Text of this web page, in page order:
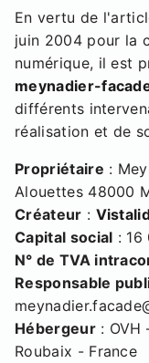
En vertu de
juin 2004 pour la
numérique, il est
meynadier-
différents
réalisation et de
Propriétaire :
Alouettes 48000
Créateur :
Capital social : 16
N° de TVA
Responsable
Hébergeur: OVH
Roubaix - France